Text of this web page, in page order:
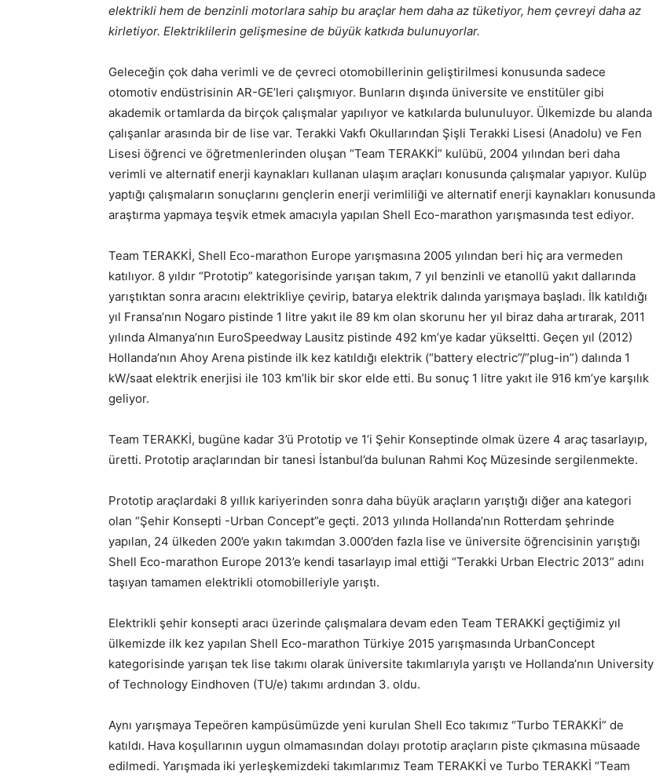
elektrikli hem de benzinli motorlara sahip bu araçlar hem daha az tüketiyor, hem çevreyi daha az
kirletiyor. Elektriklilerin gelişmesine de büyük katkıda bulunuyorlar.
Geleceğin çok daha verimli ve de çevreci otomobillerinin geliştirilmesi konusunda sadece
otomotiv endüstrisinin AR-GE’leri çalışmıyor. Bunların dışında üniversite ve enstitüler gibi
akademik ortamlarda da birçok çalışmalar yapılıyor ve katkılarda bulunuluyor. Ülkemizde bu alanda
çalışanlar arasında bir de lise var. Terakki Vakfı Okullarından Şişli Terakki Lisesi (Anadolu) ve Fen
Lisesi öğrenci ve öğretmenlerinden oluşan “Team TERAKKİ” kulübü, 2004 yılından beri daha
verimli ve alternatif enerji kaynakları kullanan ulaşım araçları konusunda çalışmalar yapıyor. Kulüp
yaptığı çalışmaların sonuçlarını gençlerin enerji verimliliği ve alternatif enerji kaynakları konusunda
araştırma yapmaya teşvik etmek amacıyla yapılan Shell Eco-marathon yarışmasında test ediyor.
Team TERAKKİ, Shell Eco-marathon Europe yarışmasına 2005 yılından beri hiç ara vermeden
katılıyor. 8 yıldır “Prototip” kategorisinde yarışan takım, 7 yıl benzinli ve etanollü yakıt dallarında
yarıştıktan sonra aracını elektrikliye çevirip, batarya elektrik dalında yarışmaya başladı. İlk katıldığı
yıl Fransa’nın Nogaro pistinde 1 litre yakıt ile 89 km olan skorunu her yıl biraz daha artırarak, 2011
yılında Almanya’nın EuroSpeedway Lausitz pistinde 492 km’ye kadar yükseltti. Geçen yıl (2012)
Hollanda’nın Ahoy Arena pistinde ilk kez katıldığı elektrik (“battery electric”/”plug-in”) dalında 1
kW/saat elektrik enerjisi ile 103 km’lik bir skor elde etti. Bu sonuç 1 litre yakıt ile 916 km’ye karşılık
geliyor.
Team TERAKKİ, bugüne kadar 3’ü Prototip ve 1’i Şehir Konseptinde olmak üzere 4 araç tasarlayıp,
üretti. Prototip araçlarından bir tanesi İstanbul’da bulunan Rahmi Koç Müzesinde sergilenmekte.
Prototip araçlardaki 8 yıllık kariyerinden sonra daha büyük araçların yarıştığı diğer ana kategori
olan “Şehir Konsepti -Urban Concept”e geçti. 2013 yılında Hollanda’nın Rotterdam şehrinde
yapılan, 24 ülkeden 200’e yakın takımdan 3.000’den fazla lise ve üniversite öğrencisinin yarıştığı
Shell Eco-marathon Europe 2013’e kendi tasarlayıp imal ettiği “Terakki Urban Electric 2013” adını
taşıyan tamamen elektrikli otomobilleriyle yarıştı.
Elektrikli şehir konsepti aracı üzerinde çalışmalara devam eden Team TERAKKİ geçtiğimiz yıl
ülkemizde ilk kez yapılan Shell Eco-marathon Türkiye 2015 yarışmasında UrbanConcept
kategorisinde yarışan tek lise takımı olarak üniversite takımlarıyla yarıştı ve Hollanda’nın University
of Technology Eindhoven (TU/e) takımı ardından 3. oldu.
Aynı yarışmaya Tepeören kampüsümüzde yeni kurulan Shell Eco takımız “Turbo TERAKKİ” de
katıldı. Hava koşullarının uygun olmamasından dolayı prototip araçların piste çıkmasına müsaade
edilmedi. Yarışmada iki yerleşkemizdeki takımlarımız Team TERAKKİ ve Turbo TERAKKİ “Team